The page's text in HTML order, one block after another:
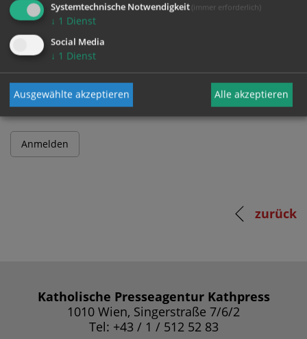
Benutzername
zurück
Katholische Presseagentur Kathpress
1010 Wien, Singerstraße 7/6/2
Tel: +43 / 1 / 512 52 83
Systemtechnische Notwendigkeit (immer erforderlich)
↓ 1 Dienst
Social Media
↓ 1 Dienst
Ausgewählte akzeptieren Alle akzeptieren